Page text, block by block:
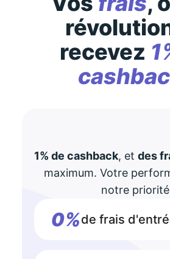
recevez
1% de cashback, et des
maximum. Votre
notre
0%de frais